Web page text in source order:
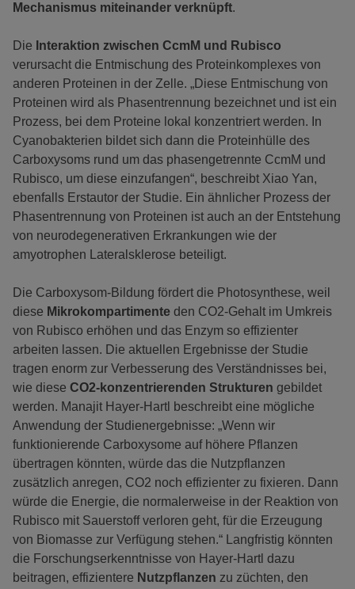
Mechanismus miteinander verknüpft.
Die Interaktion zwischen CcmM und Rubisco
verursacht die Entmischung des Proteinkomplexes von
anderen Proteinen in der Zelle. „Diese Entmischung von
Proteinen wird als Phasentrennung bezeichnet und ist ein
Prozess, bei dem Proteine lokal konzentriert werden. In
Cyanobakterien bildet sich dann die Proteinhülle des
Carboxysoms rund um das phasengetrennte CcmM und
Rubisco, um diese einzufangen“, beschreibt Xiao Yan,
ebenfalls Erstautor der Studie. Ein ähnlicher Prozess der
Phasentrennung von Proteinen ist auch an der Entstehung
von neurodegenerativen Erkrankungen wie der
amyotrophen Lateralsklerose beteiligt.
Die Carboxysom-Bildung fördert die Photosynthese, weil
diese Mikrokompartimente den CO2-Gehalt im Umkreis
von Rubisco erhöhen und das Enzym so effizienter
arbeiten lassen. Die aktuellen Ergebnisse der Studie
tragen enorm zur Verbesserung des Verständnisses bei,
wie diese CO2-konzentrierenden Strukturen gebildet
werden. Manajit Hayer-Hartl beschreibt eine mögliche
Anwendung der Studienergebnisse: „Wenn wir
funktionierende Carboxysome auf höhere Pflanzen
übertragen könnten, würde das die Nutzpflanzen
zusätzlich anregen, CO2 noch effizienter zu fixieren. Dann
würde die Energie, die normalerweise in der Reaktion von
Rubisco mit Sauerstoff verloren geht, für die Erzeugung
von Biomasse zur Verfügung stehen.“ Langfristig könnten
die Forschungserkenntnisse von Hayer-Hartl dazu
beitragen, effizientere Nutzpflanzen zu züchten, den